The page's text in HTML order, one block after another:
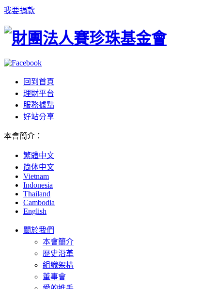
我要捐款
回到首頁
理財平台
服務據點
好站分享
本會簡介 ：
繁體中文
简体中文
Vietnam
Indonesia
Thailand
Cambodia
English
關於我們
本會簡介
歷史沿革
組織架構
董事會